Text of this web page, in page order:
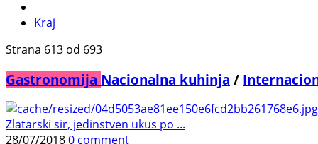
Kraj
Strana 613 od 693
Gastronomija Nacionalna kuhinja /
Zlatarski sir, jedinstven ukus po ...
28/07/20180 comment